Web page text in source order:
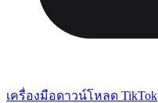
เครื่องมือดาวน์โหลด TikTok